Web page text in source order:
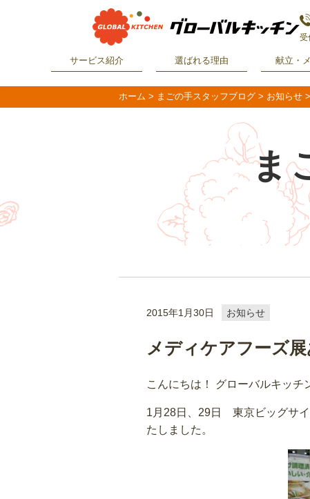
受
サービス紹介 選ばれる理由 献立・
ホーム > まごの手スタッフブログ > お知らせ >
ま
2015年1月30日 お知らせ
メディケアフーズ
こんにちは！ グローバルキッチ
1月28日、29日 東京ビッグサ
たしました。